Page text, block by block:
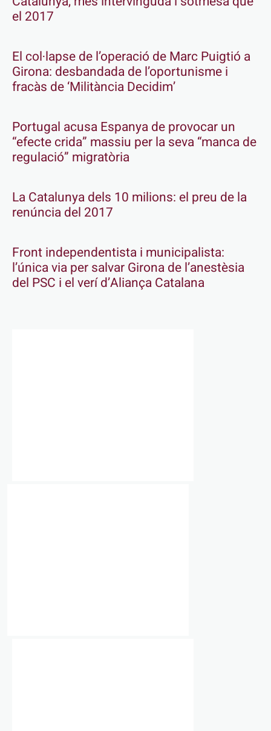
el 2017
El col·lapse de l’operació de Marc Puigtió a
Girona: desbandada de l’oportunisme i
fracàs de ‘Militància Decidim’
Portugal acusa Espanya de provocar un
“efecte crida” massiu per la seva “manca de
regulació” migratòria
La Catalunya dels 10 milions: el preu de la
renúncia del 2017
Front independentista i municipalista:
l’única via per salvar Girona de l’anestèsia
del PSC i el verí d’Aliança Catalana